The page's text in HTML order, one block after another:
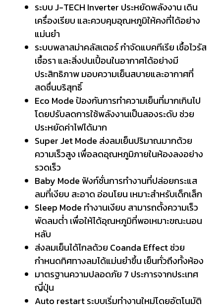
ระบบ J-TECH Inverter ประหยัดพลังงาน เดิน
เครื่องเรียบ และควบคุมอุณหภูมิให้คงที่ได้อย่าง
แม่นยำ
ระบบพลาสม่าคลัสเตอร์ กำจัดแบคทีเรีย เชื้อไวรัส
เชื้อรา และสิ่งปนเปื้อนในอากาศได้อย่างมี
ประสิทธิภาพ มอบความเย็นสบายและอากาศที่
สดชื่นบริสุทธิ์
Eco Mode ป้องกันการทำความเย็นที่มากเกินไป
โดยปรับลดการใช้พลังงานเป็นสองระดับ ช่วย
ประหยัดค่าไฟได้มาก
Super Jet Mode ส่งลมเย็นปริมาณมากด้วย
ความเร็วสูง เพื่อลดอุณหภูมิภายในห้องลงอย่าง
รวดเร็ว
Baby Mode ฟังก์ชั่นการทำงานที่ปล่อยกระแส
ลมที่เงียบ สะอาด อ่อนโยน เหมาะสำหรับเด็กเล็ก
Sleep Mode ทำงานเงียบ สามารถตั้งความเร็ว
พัดลมต่ำ เพื่อให้ได้อุณหภูมิที่พอเหมาะขณะนอน
หลับ
ส่งลมเย็นได้ไกลด้วย Coanda Effect ช่วย
กำหนดทิศทางลมได้แม่นยำขึ้น เย็นทั่วถึงทั้งห้อง
มาตรฐานความปลอดภัย 7 ประการจากประเทศ
ญี่ปุ่น
Auto restart ระบบเริ่มทำงานใหม่โดยอัตโนมัติ